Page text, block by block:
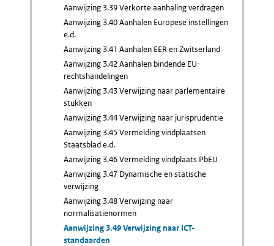
Aanwijzing 3.39 Verkorte aanhaling verdragen
Aanwijzing 3.40 Aanhalen Europese instellingen
e.d.
Aanwijzing 3.41 Aanhalen EER en Zwitserland
Aanwijzing 3.42 Aanhalen bindende EU-
rechtshandelingen
Aanwijzing 3.43 Verwijzing naar parlementaire
stukken
Aanwijzing 3.44 Verwijzing naar jurisprudentie
Aanwijzing 3.45 Vermelding vindplaatsen
Staatsblad e.d.
Aanwijzing 3.46 Vermelding vindplaats PbEU
Aanwijzing 3.47 Dynamische en statische
verwijzing
Aanwijzing 3.48 Verwijzing naar
normalisatienormen
Aanwijzing 3.49 Verwijzing naar ICT-
standaarden